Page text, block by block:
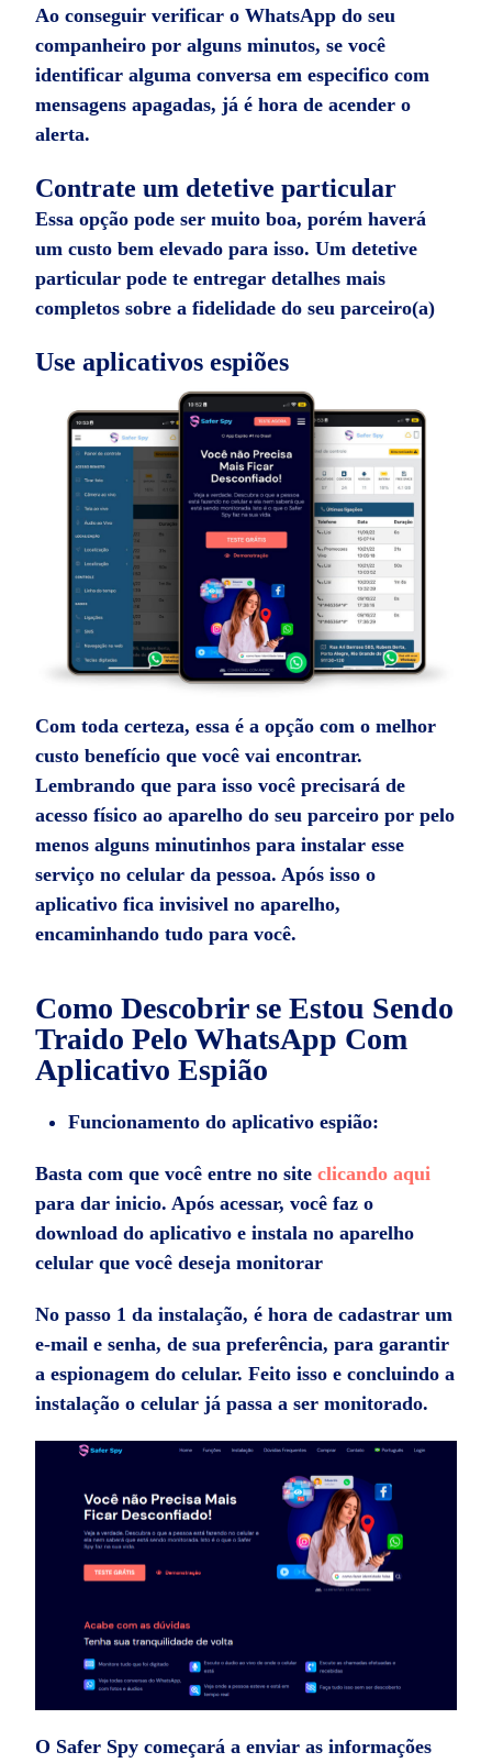
Ao conseguir verificar o WhatsApp do seu
companheiro por alguns minutos, se você
identificar alguma conversa em especifico com
mensagens apagadas, já é hora de acender o
alerta.
Contrate um detetive particular
Essa opção pode ser muito boa, porém haverá
um custo bem elevado para isso. Um detetive
particular pode te entregar detalhes mais
completos sobre a fidelidade do seu parceiro(a)
Use aplicativos espiões
Com toda certeza, essa é a opção com o melhor
custo benefício que você vai encontrar.
Lembrando que para isso você precisará de
acesso físico ao aparelho do seu parceiro por pelo
menos alguns minutinhos para instalar esse
serviço no celular da pessoa. Após isso o
aplicativo fica invisivel no aparelho,
encaminhando tudo para você.
Como Descobrir se Estou Sendo
Traido Pelo WhatsApp Com
Aplicativo Espião
Funcionamento do aplicativo espião:
Basta com que você entre no siteclicando aqui
para dar inicio. Após acessar, você faz o
download do aplicativo e instala no aparelho
celular que você deseja monitorar
No passo 1 da instalação, é hora de cadastrar um
e-mail e senha, de sua preferência, para garantir
a espionagem do celular. Feito isso e concluindo a
instalação o celular já passa a ser monitorado.
O Safer Spy começará a enviar as informações